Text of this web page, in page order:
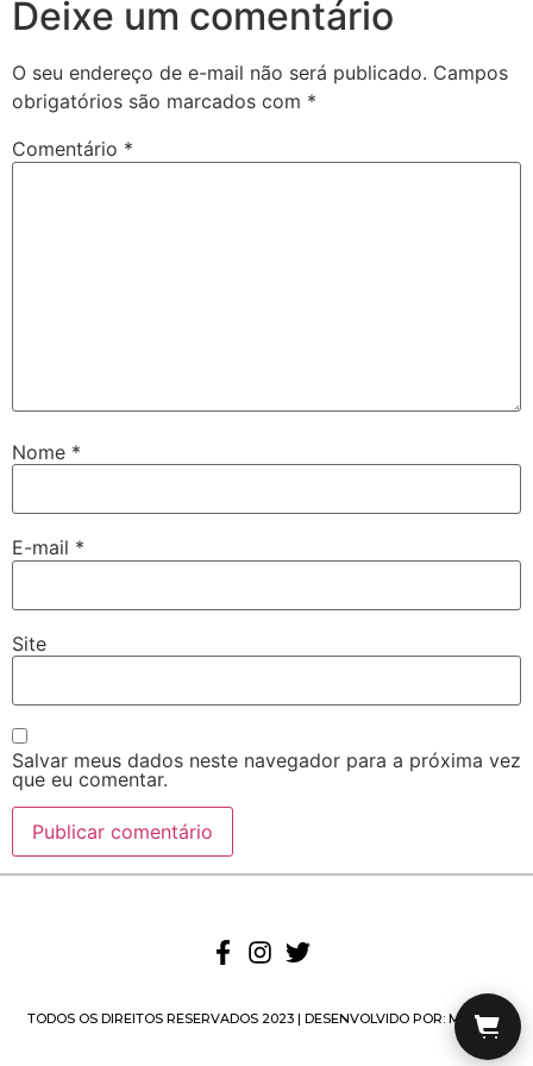
Deixe um comentário
O seu endereço de e-mail não será publicado. Campos
obrigatórios são marcados com *
Comentário *
Nome *
E-mail *
Site
Salvar meus dados neste navegador para a próxima vez
que eu comentar.
TODOS OS DIREITOS RESERVADOS 2023 | DESENVOLVIDO POR: MUFASA